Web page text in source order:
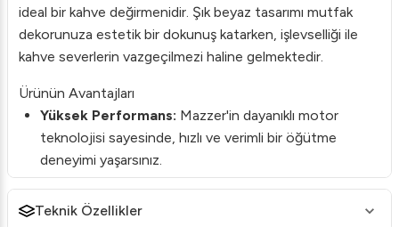
ideal bir kahve değirmenidir. Şık beyaz tasarımı mutfak
dekorunuza estetik bir dokunuş katarken, işlevselliği ile
kahve severlerin vazgeçilmezi haline gelmektedir.
Ürünün Avantajları
Yüksek Performans: Mazzer'in dayanıklı motor
teknolojisi sayesinde, hızlı ve verimli bir öğütme
deneyimi yaşarsınız.
Öğütme Seçenekleri:Çok aşamalı öğütme ayarı,
dilediğiniz kahve türü için mükemmel inceliği elde
Teknik Özellikler